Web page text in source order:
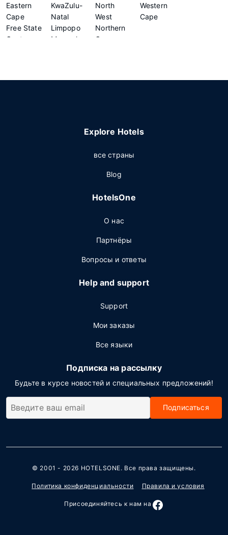
Eastern
Cape
Free State
Gauteng
KwaZulu-
Natal
Limpopo
Mpumalanga
North
West
Northern
Cape
Western
Cape
Explore Hotels
все страны
Blog
HotelsOne
О нас
Партнёры
Вопросы и ответы
Help and support
Support
Мои заказы
Все языки
Подписка на рассылку
Будьте в курсе новостей и специальных предложений!
Подписаться
© 2001 - 2026 HOTELSONE. Все права защищены.
Политика конфиденциальности Правила и условия
Присоединяйтесь к нам на